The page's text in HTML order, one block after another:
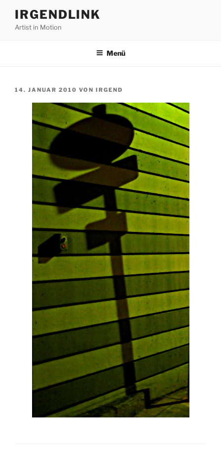
Inhalt
springen
IRGENDLINK
Artist in Motion
Menü
VERÖFFENTLICHT
14. JANUAR 2010 VON IRGEND